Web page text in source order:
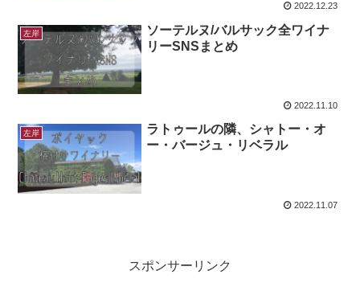
2022.12.23
左岸
ソーテルヌ/バルサック全ワイナ
リーSNSまとめ
2022.11.10
左岸
ラトゥールの隣、シャトー・オ
ー・バージュ・リベラル
2022.11.07
スポンサーリンク